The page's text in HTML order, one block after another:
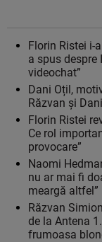
Florin Ristei i-
a spus despre
videochat”
Dani Oțil,
Răzvan și
Florin Ristei
Ce rol
provocare”
Naomi
nu ar mai fi
meargă altfel”
Răzvan
de la Antena
frumoasa